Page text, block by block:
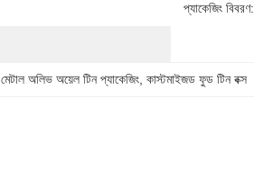
প্যাকেজিং বিবরণ:
মেটাল অলিভ অয়েল টিন প্যাকেজিং কাস্টমাইজড ফুড টিন বক্স